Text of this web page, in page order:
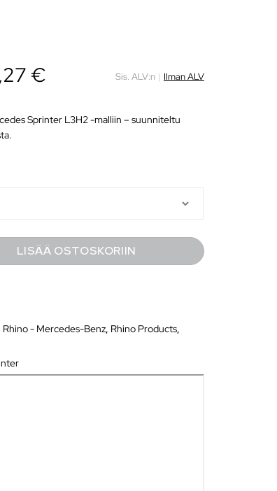
€ Sis. ALV:n | Ilman ALV
Sprinter L3H2 -malliin – suunniteltu
LISÄÄ OSTOSKORIIN
Rhino - Mercedes-Benz Rhino Products